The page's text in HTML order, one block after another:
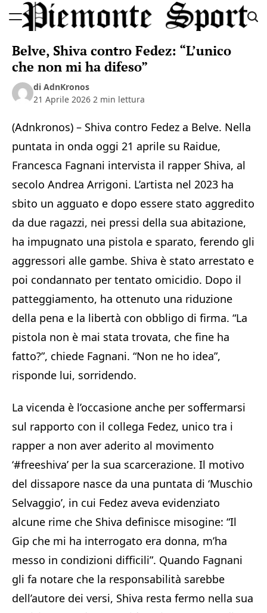
to
Sport
Belve, Shiva contro Fedez: “L’unico
che non mi ha difeso”
di AdnKronos
21 Aprile 2026 2 min lettura
(Adnkronos) – Shiva contro Fedez a Belve. Nella
puntata in onda oggi 21 aprile su Raidue,
Francesca Fagnani intervista il rapper Shiva, al
secolo Andrea Arrigoni. L’artista nel 2023 ha
sbito un agguato e dopo essere stato aggredito
da due ragazzi, nei pressi della sua abitazione,
ha impugnato una pistola e sparato, ferendo gli
aggressori alle gambe. Shiva è stato arrestato e
poi condannato per tentato omicidio. Dopo il
patteggiamento, ha ottenuto una riduzione
della pena e la libertà con obbligo di firma. “La
pistola non è mai stata trovata, che fine ha
fatto?”, chiede Fagnani. “Non ne ho idea”,
risponde lui, sorridendo.
La vicenda è l’occasione anche per soffermarsi
sul rapporto con il collega Fedez, unico tra i
rapper a non aver aderito al movimento
‘#freeshiva’ per la sua scarcerazione. Il motivo
del dissapore nasce da una puntata di ‘Muschio
Selvaggio’, in cui Fedez aveva evidenziato
alcune rime che Shiva definisce misogine: “Il
Gip che mi ha interrogato era donna, m’ha
messo in condizioni difficili”. Quando Fagnani
gli fa notare che la responsabilità sarebbe
dell’autore dei versi, Shiva resta fermo nella sua